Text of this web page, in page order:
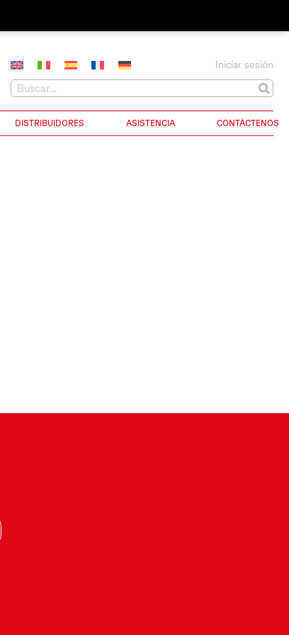
Iniciar sesión
DISTRIBUIDORES ASISTENCIA CONTÁCTENOS